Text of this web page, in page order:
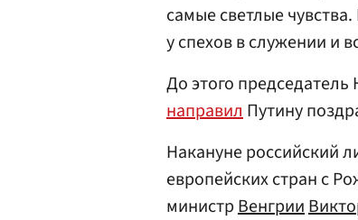
самые светлые
у спехов в служении и
До этого
направилПутину
Накануне российский
европейских стран с
министрВенгрии